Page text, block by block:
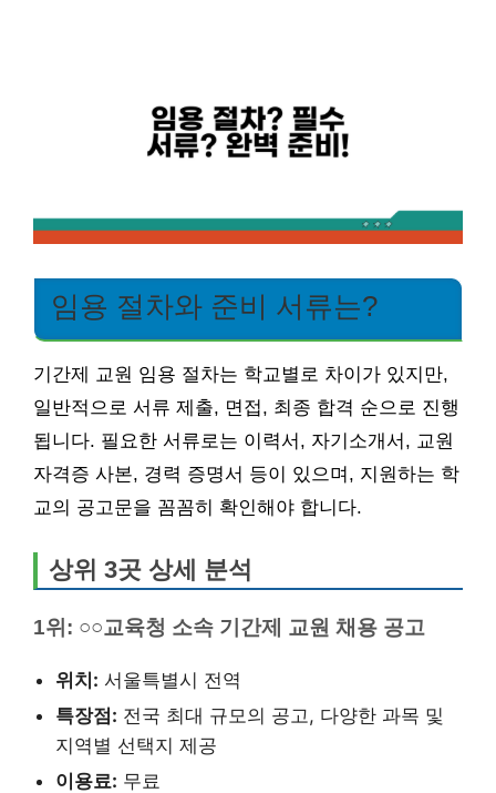
임용 절차와 준비 서류는?
기간제 교원 임용 절차는 학교별로 차이가 있지만,
일반적으로 서류 제출, 면접, 최종 합격 순으로 진행
됩니다. 필요한 서류로는 이력서, 자기소개서, 교원
자격증 사본, 경력 증명서 등이 있으며, 지원하는 학
교의 공고문을 꼼꼼히 확인해야 합니다.
상위 3곳 상세 분석
1위: ○○교육청 소속 기간제 교원 채용 공고
위치: 서울특별시 전역
특장점: 전국 최대 규모의 공고, 다양한 과목 및
지역별 선택지 제공
이용료: 무료